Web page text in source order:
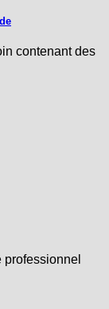
contenant des